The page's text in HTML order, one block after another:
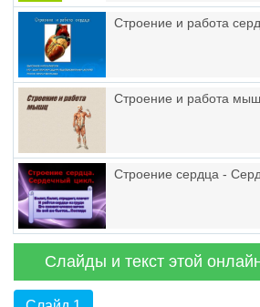
Строение и работа
Строение и работа
Строение сердца -
Слайды и текст этой